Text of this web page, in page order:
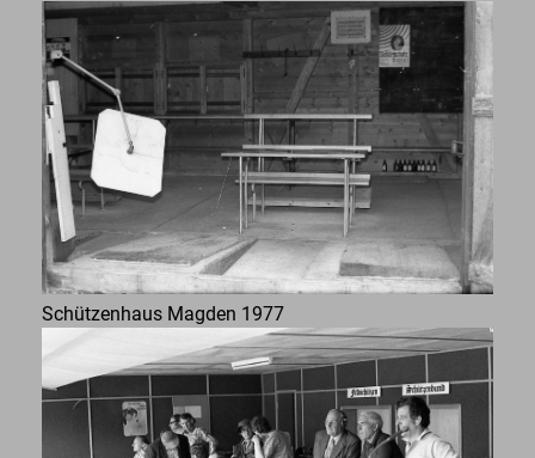
Schützenhaus Magden 1977